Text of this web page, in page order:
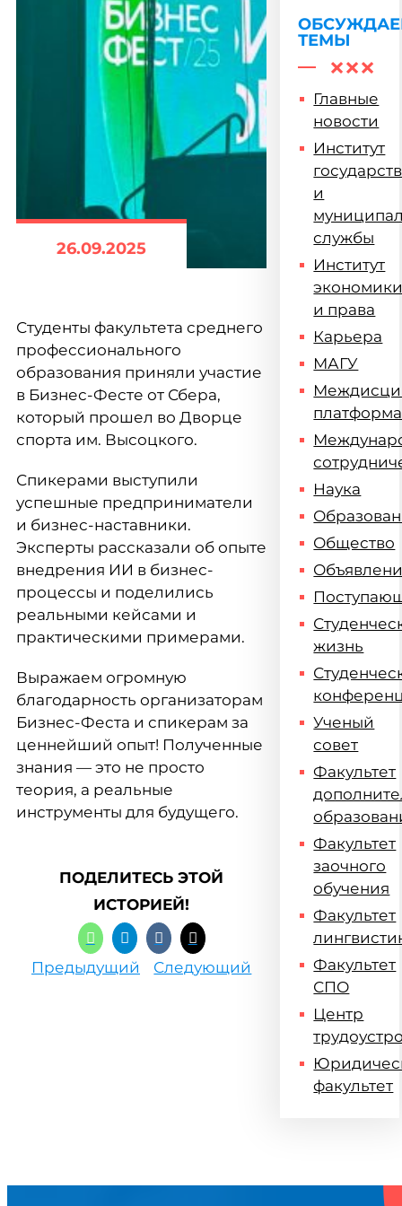
26.09.2025
Студенты факультета среднего
профессионального
образования приняли участие
в Бизнес-Фесте от Сбера,
который прошел во Дворце
спорта им. Высоцкого.
Спикерами выступили
успешные предприниматели
и бизнес-наставники.
Эксперты рассказали об опыте
внедрения ИИ в бизнес-
процессы и поделились
реальными кейсами и
практическими примерами.
Выражаем огромную
благодарность организаторам
Бизнес-Феста и спикерам за
ценнейший опыт! Полученные
знания — это не просто
теория, а реальные
инструменты для будущего.
ПОДЕЛИТЕСЬ ЭТОЙ
ИСТОРИЕЙ!
Предыдущий Следующий
ТЕМЫ
Главные
новости
Институт
и
службы
Институт
и права
Карьера
МАГУ
платформа
Наука
Общество
жизнь
Ученый
совет
Факультет
Факультет
заочного
обучения
Факультет
Факультет
СПО
Центр
факультет